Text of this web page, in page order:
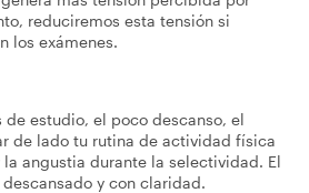
reduciremos esta tensión si
los exámenes.
de estudio, el poco descanso, el
de lado tu rutina de actividad física
angustia durante la selectividad. El
y con claridad.